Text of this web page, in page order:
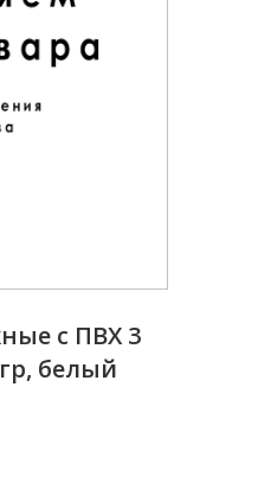
с ПВХ 3
белый